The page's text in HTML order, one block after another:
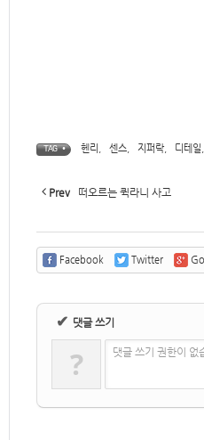
TAG • 헨리 센스 지퍼락, 디테일
Prev 떠오르는 퀵라니 사고
Facebook Twitter
✔ 댓글 쓰기
? 댓글 쓰기 권한이 없